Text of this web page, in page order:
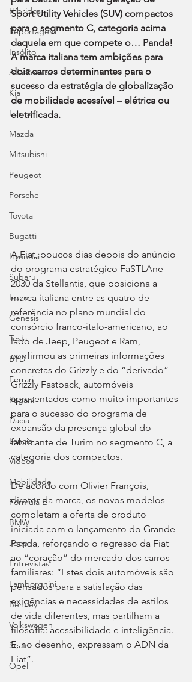
Híbridos
Reportagem
Insólito
Alfa Romeo
Kia
Lexus
Mazda
Mitsubishi
Peugeot
Porsche
Toyota
Bugatti
Hyundai
Subaru
Isuzu
Genesis
Tesla
BYD
Ferrari
Pagani
Dacia
Lancia
Videos
Mobilidade
Fórmula E
BMW
Jeep
Entrevistas
Lamborghini
Bentley
Volkswagen
Seat
Opel
Sport Utility Vehicles (SUV) compactos
para o segmento C, categoria acima
daquela em que compete o… Panda!
A marca italiana tem ambições para
dois carros determinantes para o
sucesso da estratégia de globalização
de mobilidade acessível – elétrica ou
eletrificada.
A Fiat, poucos dias depois do anúncio
do programa estratégico FaSTLAne
2030 da Stellantis, que posiciona a
marca italiana entre as quatro de
referência no plano mundial do
consórcio franco-italo-americano, ao
lado de Jeep, Peugeot e Ram,
confirmou as primeiras informações
concretas do Grizzly e do “derivado”
Grizzly Fastback, automóveis
apresentados como muito importantes
para o sucesso do programa de
expansão da presença global do
fabricante de Turim no segmento C, a
categoria dos compactos.
De acordo com Olivier François,
diretor da marca, os novos modelos
completam a oferta de produto
iniciada com o lançamento do Grande
Panda, reforçando o regresso da Fiat
ao “coração” do mercado dos carros
familiares: “Estes dois automóveis são
pensados para a satisfação das
exigências e necessidades de estilos
de vida diferentes, mas partilham a
filosofia: acessibilidade e inteligência.
E, no desenho, expressam o ADN da
Fiat”.